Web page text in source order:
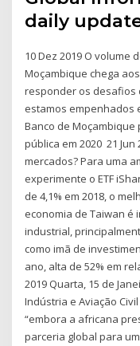
daily
10 Dez 2019 O volume
Moçambique chega
responder os desafios
estamos empenhados
Banco de
pública em 2020 21
mercados? Para uma
experimente o ETF
de 4,1% em 2018, o
economia de Taiwan
industrial,
como imã de
ano, alta de 52% em
2019 Quarta, 15 de
Indústria e Aviação
“embora a africana
parceria global para